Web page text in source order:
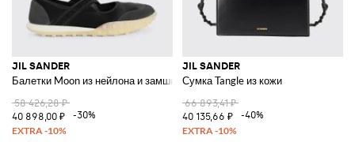
JIL SANDER
Балетки Moon из нейлона и замши
58 426,28 ₽
40 898,00 ₽
-30%
JIL SANDER
Сумка Tangle из кожи
66 893,41 ₽
40 135,66 ₽
-40%